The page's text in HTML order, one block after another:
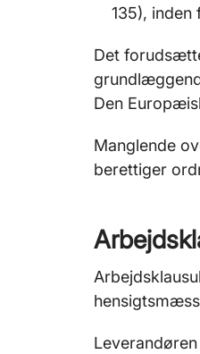
135),
Det
Den
Manglende
berettiger